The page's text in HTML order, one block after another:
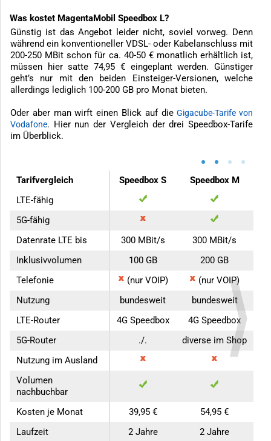
Was kostet MagentaMobil Speedbox L?
Günstig ist das Angebot leider nicht, soviel vorweg. Denn
während ein konventioneller VDSL- oder Kabelanschluss mit
200-250 MBit schon für ca. 40-50 € monatlich erhältlich ist,
müssen hier satte 74,95 € eingeplant werden. Günstiger
geht’s nur mit den beiden Einsteiger-Versionen, welche
allerdings lediglich 100-200 GB pro Monat bieten.
Oder aber man wirft einen Blick auf dieGigacube-Tarife von
Vodafone. Hier nun der Vergleich der drei Speedbox-Tarife
im Überblick.
• • • •
Tarifvergleich Speedbox S
Speedbox M
LTE-fähig
5G-fähig
Datenrate LTE bis
300 MBit/s
300 MBit/s
Inklusivvolumen
100 GB
200 GB
Telefonie
(nur VOIP)
(nur VOIP)
Nutzung
bundesweit
bundesweit
LTE-Router
4G Speedbox
4G Speedbox
5G-Router
./.
diverse im Shop
Nutzung im Ausland
Volumen
nachbuchbar
Kosten je Monat
39,95 €
54,95 €
Laufzeit
2 Jahre 2 Jahre